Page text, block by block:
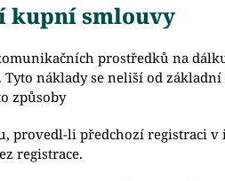
kupní smlouvy
prostředků na
náklady se neliší od základní
způsoby
provedl-li předchozí registraci v
registrace.